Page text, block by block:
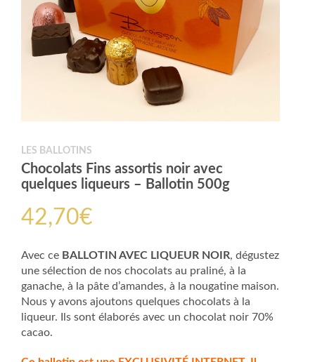
LES BALLOTINS
Chocolats Fins assortis noir avec
quelques liqueurs – Ballotin 500g
42,70€
Avec ce BALLOTIN AVEC LIQUEUR NOIR, dégustez
une sélection de nos chocolats au praliné, à la
ganache, à la pâte d’amandes, à la nougatine maison.
Nous y avons ajoutons quelques chocolats à la
liqueur. Ils sont élaborés avec un chocolat noir 70%
cacao.